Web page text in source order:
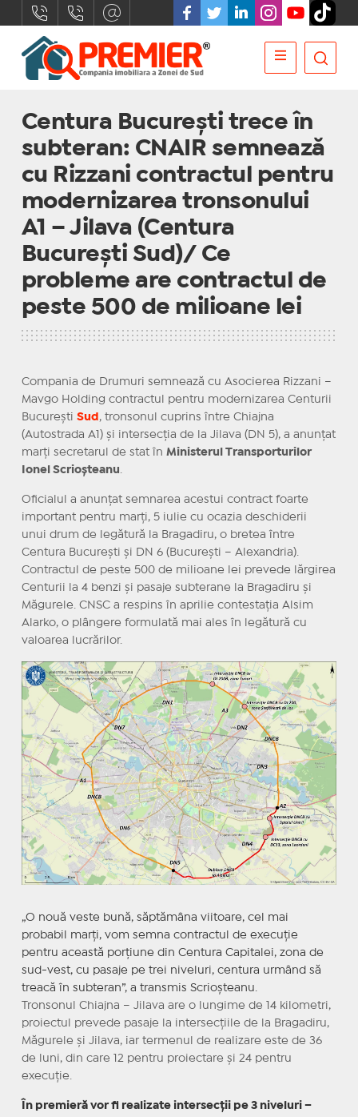
Centura București trece în
subteran: CNAIR semnează
cu Rizzani contractul pentru
modernizarea tronsonului
A1 – Jilava (Centura
București Sud)/ Ce
probleme are contractul de
peste 500 de milioane lei
Compania de Drumuri semnează cu Asocierea Rizzani –
Mavgo Holding contractul pentru modernizarea Centurii
București Sud , tronsonul cuprins între Chiajna
(Autostrada A1) și intersecția de la Jilava (DN 5), a anunțat
marți secretarul de stat în Ministerul Transporturilor
Ionel Scrioșteanu
Oficialul a anunțat semnarea acestui contract foarte
important pentru marți, 5 iulie cu ocazia deschiderii
unui drum de legătură la Bragadiru, o bretea între
Centura București și DN 6 (București – Alexandria).
Contractul de peste 500 de milioane lei prevede lărgirea
Centurii la 4 benzi și pasaje subterane la Bragadiru și
Măgurele. CNSC a respins în aprilie contestația Alsim
Alarko, o plângere formulată mai ales în legătură cu
valoarea lucrărilor.
„O nouă veste bună, săptămâna viitoare, cel mai
probabil marți, vom semna contractul de execuție
pentru această porțiune din Centura Capitalei, zona de
sud-vest, cu pasaje pe trei niveluri, centura urmând să
treacă în subteran”, a transmis Scrioșteanu.
Tronsonul Chiajna – Jilava are o lungime de 14 kilometri,
proiectul prevede pasaje la intersecțiile de la Bragadiru,
Măgurele și Jilava, iar termenul de realizare este de 36
de luni, din care 12 pentru proiectare și 24 pentru
execuție.
În premieră vor fi realizate intersecții pe 3 niveluri –